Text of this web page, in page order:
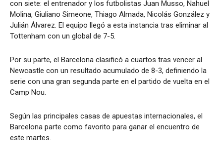
con siete: el entrenador y los futbolistas Juan Musso, Nahuel
Molina, Giuliano Simeone, Thiago Almada, Nicolás González y
Julián Álvarez. El equipo llegó a esta instancia tras eliminar al
Tottenham con un global de 7-5.
Por su parte, el Barcelona clasificó a cuartos tras vencer al
Newcastle con un resultado acumulado de 8-3, definiendo la
serie con una gran segunda parte en el partido de vuelta en el
Camp Nou.
Según las principales casas de apuestas internacionales, el
Barcelona parte como favorito para ganar el encuentro de
este martes.